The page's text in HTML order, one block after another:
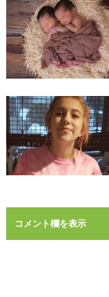
コメント欄を表示